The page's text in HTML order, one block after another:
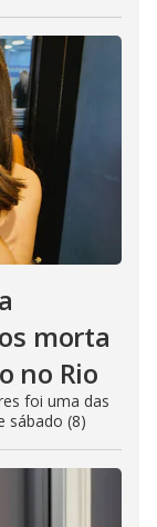
morta
no Rio
foi uma das
sábado (8)